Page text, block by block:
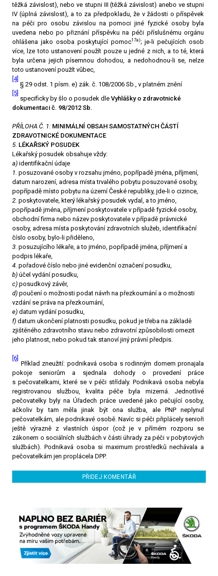
těžká závislost), nebo ve stupni III (těžká závislost) anebo ve stupni
IV (úplná závislost), a to za předpokladu, že v žádosti o příspěvek
na péči pro osobu závislou na pomoci jiné fyzické osoby byla
uvedena nebo po přiznání příspěvku na péči příslušnému orgánu
ohlášena jako osoba poskytující pomoc17a); je-li pečujících osob
více, lze toto ustanovení použít pouze u jedné z nich, a to té, která
byla určena jejich písemnou dohodou, a nedohodnou-li se, nelze
toto ustanovení použít vůbec,
[4]
§ 29 odst. 1 písm. e) zák. č. 108/2006 Sb., v platném znění
[5]
specificky by šlo o posudek dle Vyhlášky o zdravotnické
dokumentaci č. 98/2012 Sb.
PŘÍLOHA Č. 1: MINIMÁLNÍ OBSAH SAMOSTATNÝCH ČÁSTÍ
ZDRAVOTNICKÉ DOKUMENTACE
5. LÉKAŘSKÝ POSUDEK
Lékařský posudek obsahuje vždy:
a) identifikační údaje
1. posuzované osoby v rozsahu jméno, popřípadě jména, příjmení,
datum narození, adresa místa trvalého pobytu posuzované osoby,
popřípadě místo pobytu na území České republiky, jde-li o cizince,
2. poskytovatele, který lékařský posudek vydal, a to jméno,
popřípadě jména, příjmení poskytovatele v případě fyzické osoby,
obchodní firma nebo název poskytovatele v případě právnické
osoby, adresa místa poskytování zdravotních služeb, identifikační
číslo osoby, bylo-li přiděleno,
3. posuzujícího lékaře, a to jméno, popřípadě jména, příjmení a
podpis lékaře,
4. pořadové číslo nebo jiné evidenční označení posudku,
b) účel vydání posudku,
c) posudkový závěr,
d) poučení o možnosti podat návrh na přezkoumání a o možnosti
vzdání se práva na přezkoumání,
e) datum vydání posudku,
f) datum ukončení platnosti posudku, pokud je třeba na základě
zjištěného zdravotního stavu nebo zdravotní způsobilosti omezit
jeho platnost, nebo pokud tak stanoví jiný právní předpis.
[6]
Příklad zneužití: podnikavá osoba s rodinným domem pronajala
pokoje seniorům a sjednala dohody o provedení práce
s pečovatelkami, které se v péči střídaly. Podnikavá osoba nebyla
registrovanou službou, kvalita péče byla mizerná. Jednotlivé
pečovatelky byly na Úřadech práce uvedené jako pečující osoby,
ačkoliv by tam měla jinak být ona služba, ale PNP neplynul
pečovatelkám, ale podnikavé osobě. Navíc si péči připlácely senioři
ještě výrazně z vlastních úspor (což je v přímém rozporu se
zákonem o sociálních službách v části úhrady za péči v pobytových
službách). Podnikavá osoba si maximum prostředků nechávala a
pečovatelkám jen proplácela DPP.
PŘIDEJ KOMENTÁŘ